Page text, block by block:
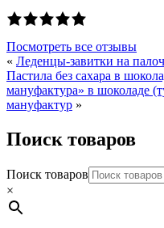
Посмотреть все отзывы
« Леденцы-завитки на
Пастила без сахара в
мануфактура» в шоколаде
мануфактур »
Поиск товаров
Поиск товаров
×